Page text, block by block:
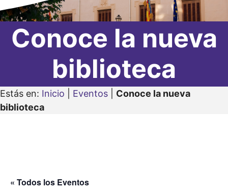
Conoce la nueva
biblioteca
Estás en: Inicio Eventos
Conoce la nueva
biblioteca
« Todos los Eventos